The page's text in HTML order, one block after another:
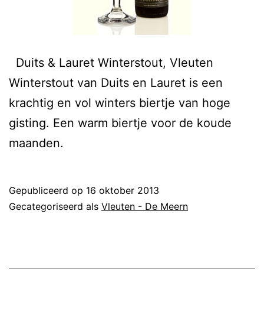
Duits & Lauret Winterstout, Vleuten
Winterstout van Duits en Lauret is een
krachtig en vol winters biertje van hoge
gisting. Een warm biertje voor de koude
maanden.
Gepubliceerd op 16 oktober 2013
Gecategoriseerd als Vleuten - De Meern